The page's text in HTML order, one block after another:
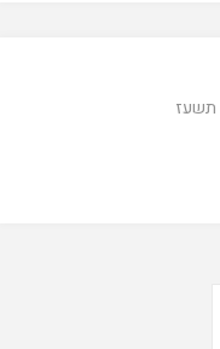
תשעז